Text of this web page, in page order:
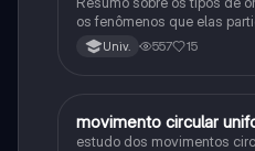
os fenômenos que elas
Univ. 557 15
Física
movimento circular
estudo dos movimentos